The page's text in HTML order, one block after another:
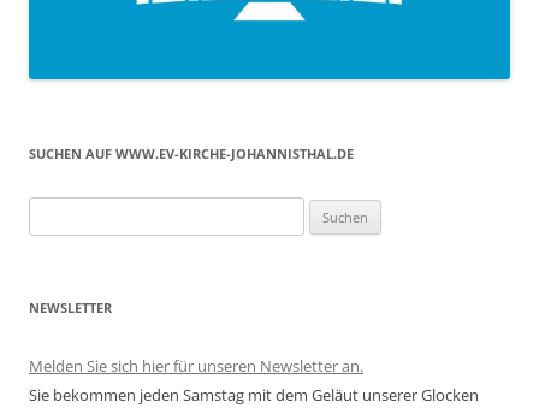
SUCHEN AUF WWW.EV-KIRCHE-JOHANNISTHAL.DE
nach:
NEWSLETTER
Melden Sie sich hier für unseren Newsletter an.
Sie bekommen jeden Samstag mit dem Geläut unserer Glocken